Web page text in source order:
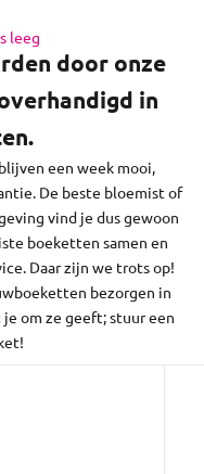
leeg
de regio daaromheen,
we niet.
door onze
in
een week mooi,
De beste bloemist of
vind je dus gewoon
boeketten samen en
Daar zijn we trots op!
bezorgen in
om ze geeft; stuur een